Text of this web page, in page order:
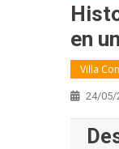
en
Villa
24/05/